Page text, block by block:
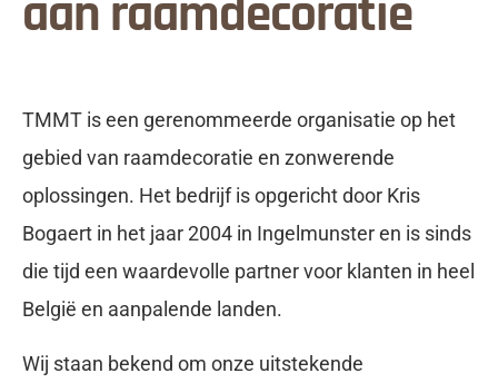
aan raamdecoratie
TMMT is een gerenommeerde organisatie op het
gebied van raamdecoratie en zonwerende
oplossingen. Het bedrijf is opgericht door Kris
Bogaert in het jaar 2004 in Ingelmunster en is sinds
die tijd een waardevolle partner voor klanten in heel
België en aanpalende landen.
Wij staan bekend om onze uitstekende